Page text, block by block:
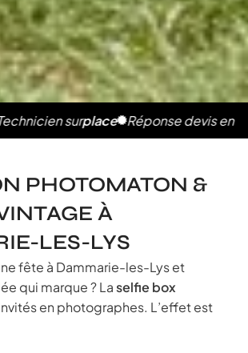
surplace Réponse devis en 2h
PHOTOMATON &
À
LES-LYS
fête à Dammarie-les-Lys et
qui marque ? Laselfie box
en photographes. L’effet est